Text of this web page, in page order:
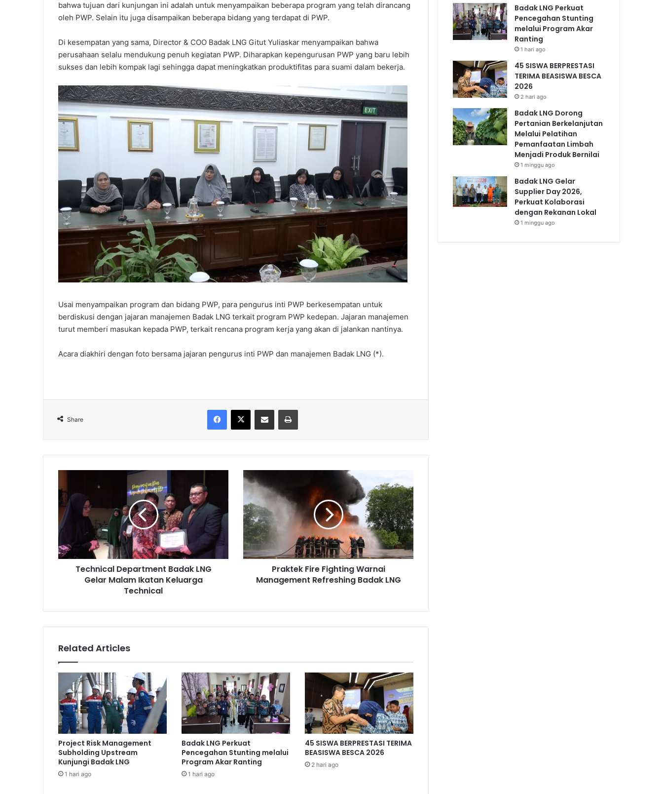
bahwa tujuan dari kunjungan ini adalah untuk menyampaikan beberapa program yang telah dirancang
oleh PWP. Selain itu juga disampaikan beberapa bidang yang terdapat di PWP.
Di kesempatan yang sama, Director & COO Badak LNG Gitut Yuliaskar menyampaikan bahwa
perusahaan selalu mendukung penuh kegiatan PWP. Diharapkan kepengurusan PWP yang baru lebih
sukses dan lebih kompak lagi sehingga dapat meningkatkan produktifitas para suami dalam bekerja.
Usai menyampaikan program dan bidang PWP, para pengurus inti PWP berkesempatan untuk
berdiskusi dengan jajaran manajemen Badak LNG terkait program PWP kedepan. Jajaran manajemen
turut memberi masukan kepada PWP, terkait rencana program kerja yang akan di jalankan nantinya.
Acara diakhiri dengan foto bersama jajaran pengurus inti PWP dan manajemen Badak LNG (*).
Share
Facebook
X Share via Email Print
Badak
LNG
Gelar
Malam
Ikatan
Keluarga
Technical
Technical Department Badak LNG
Gelar Malam Ikatan Keluarga
Technical
Fire
Fighting
Warnai
Management
Refreshing
Badak
LNG
Praktek Fire Fighting Warnai
Management Refreshing Badak LNG
Related Articles
Project Risk Management
Subholding Upstream
Kunjungi Badak LNG
1 hari ago
Badak LNG Perkuat
Pencegahan Stunting melalui
Program Akar Ranting
1 hari ago
45 SISWA BERPRESTASI TERIMA
BEASISWA BESCA 2026
2 hari ago
Badak LNG Perkuat
Pencegahan Stunting
melalui Program Akar
Ranting
1 hari ago
45 SISWA BERPRESTASI
TERIMA BEASISWA BESCA
2026
2 hari ago
Badak LNG Dorong
Pertanian Berkelanjutan
Melalui Pelatihan
Pemanfaatan Limbah
Menjadi Produk Bernilai
1 minggu ago
Badak LNG Gelar
Supplier Day 2026,
Perkuat Kolaborasi
dengan Rekanan Lokal
1 minggu ago